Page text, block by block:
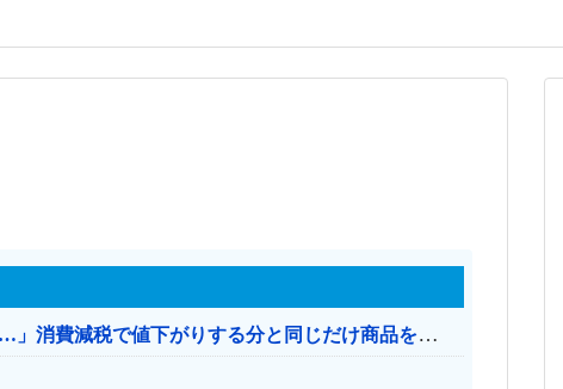
【消費税率1％】 「下げるのが筋なんですけど…」消費減税で値下がりする分と同じだけ商品を値上げして店頭価格を変えない店も